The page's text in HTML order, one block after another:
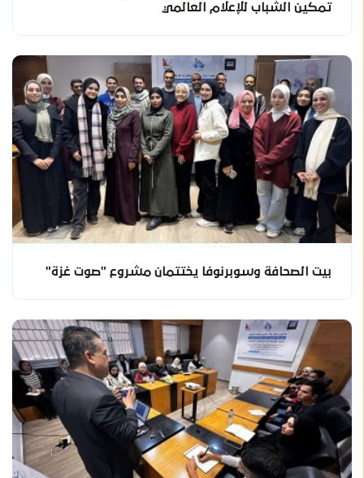
تمكين الشباب للإعلام العالمي
بيت الصحافة وسوبرنوفا يختتمان مشروع "صوت غزة"